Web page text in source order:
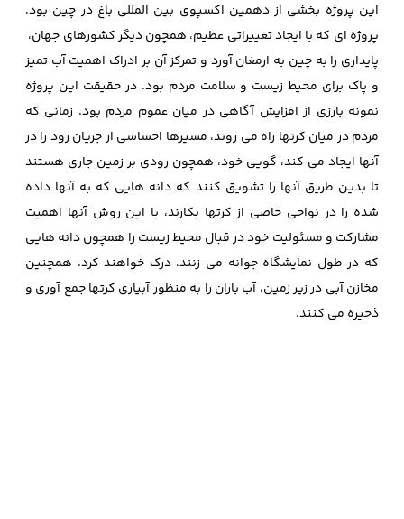
این پروژه بخشی از دهمین اکسپوی بین المللی باغ در چین بود.
پروژه ای که با ایجاد تغییراتی عظیم، همچون دیگر کشورهای جهان،
پایداری را به چین به ارمغان آورد و تمرکز آن بر ادراک اهمیت آب تمیز
و پاک برای محیط زیست و سلامت مردم بود. در حقیقت این پروژه
نمونه بارزی از افزایش آگاهی در میان عموم مردم بود. زمانی که
مردم در میان کرتها راه می روند، مسیرها احساسی از جریان رود را در
آنها ایجاد می کند، گویی خود، همچون رودی بر زمین جاری هستند
تا بدین طریق آنها را تشویق کنند که دانه هایی که به آنها داده
شده را در نواحی خاصی از کرتها بکارند، با این روش آنها اهمیت
مشارکت و مسئولیت خود در قبال محیط زیست را همچون دانه هایی
که در طول نمایشگاه جوانه می زنند، درک خواهند کرد. همچنین
مخازن آبی در زیر زمین، آب باران را به منظور آبیاری کرتها جمع آوری و
ذخیره می کنند.